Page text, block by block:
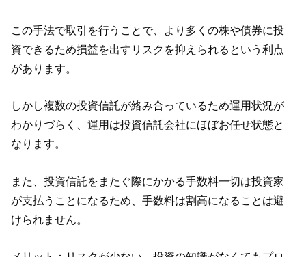
この手法で取引を行うことで、より多くの株や債券に投
資できるため損益を出すリスクを抑えられるという利点
があります。
しかし複数の投資信託が絡み合っているため運用状況が
わかりづらく、運用は投資信託会社にほぼお任せ状態と
なります。
また、投資信託をまたぐ際にかかる手数料一切は投資家
が支払うことになるため、手数料は割高になることは避
けられません。